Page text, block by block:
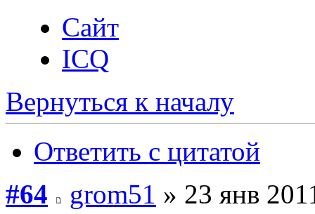
Сайт
ICQ
Вернуться к началу
Ответить с цитатой
#64
grom51 » 23 янв